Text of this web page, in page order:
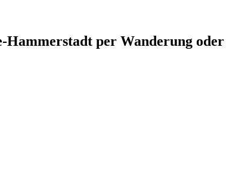
Hammerstadt per Wanderung oder